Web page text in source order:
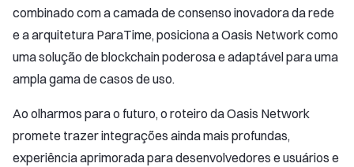
combinado com a camada de consenso inovadora da rede
e a arquitetura ParaTime, posiciona a Oasis Network como
uma solução de blockchain poderosa e adaptável para uma
ampla gama de casos de uso.
Ao olharmos para o futuro, o roteiro da Oasis Network
promete trazer integrações ainda mais profundas,
experiência aprimorada para desenvolvedores e usuários e